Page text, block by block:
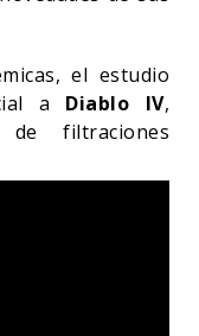
el estudio
a Diablo IV,
filtraciones